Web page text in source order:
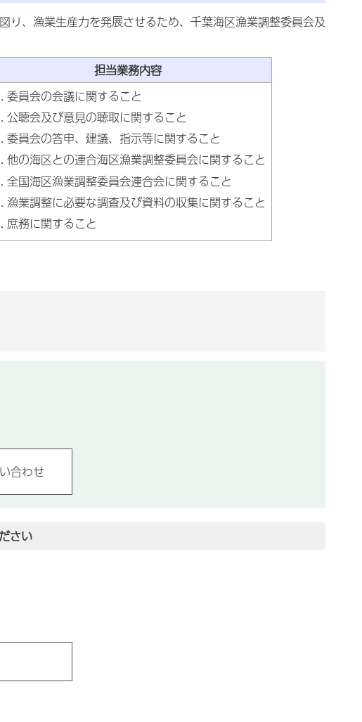
、漁業生産力を発展させるため、千葉海区漁業調整委員会及
担当業務内容
委員会の会議に関すること
公聴会及び意見の聴取に関すること
委員会の答申、建議、指示等に関すること
他の海区との連合海区漁業調整委員会に関すること
全国海区漁業調整委員会連合会に関すること
漁業調整に必要な調査及び資料の収集に関すること
庶務に関すること
さい